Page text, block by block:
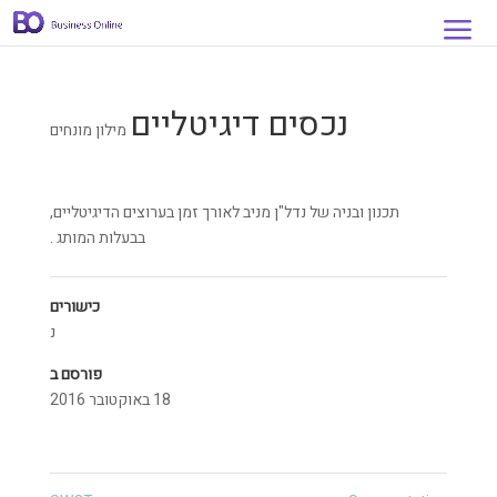
נכסים דיגיטליים מילון מונחים
תכנון ובניה של נדל"ן מניב לאורך זמן בערוצים הדיגיטליים,
בבעלות המותג .
כישורים
נ
פורסם ב
18 באוקטובר 2016